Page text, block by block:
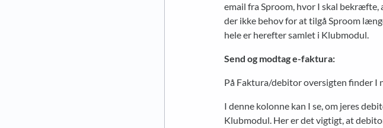
email fra Sproom, hvor I skal
der ikke behov for at tilgå Sproom
hele er herefter samlet i Klubmodul.
Send og modtag e-faktura:
På Faktura/debitor oversigten finder I
I denne kolonne kan I se, om jeres
Klubmodul. Her er det vigtigt, at